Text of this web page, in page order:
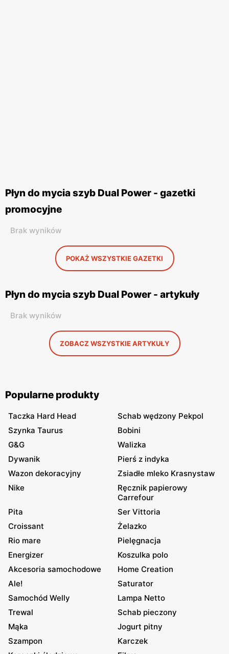
Płyn do mycia szyb Dual Power - gazetki
promocyjne
Brak wyników
POKAŻ WSZYSTKIE GAZETKI
Płyn do mycia szyb Dual Power - artykuły
Brak wyników
ZOBACZ WSZYSTKIE ARTYKUŁY
Popularne produkty
Taczka Hard Head
Schab wędzony Pekpol
Szynka Taurus
Bobini
G&G
Walizka
Dywanik
Pierś z indyka
Wazon dekoracyjny
Zsiadłe mleko Krasnystaw
Nike
Ręcznik papierowy
Carrefour
Pita
Ser Vittoria
Croissant
Żelazko
Rio mare
Pielęgnacja
Energizer
Koszulka polo
Akcesoria samochodowe
Home Creation
Ale!
Saturator
Samochód Welly
Lampa Netto
Trewal
Schab pieczony
Mąka
Jogurt pitny
Szampon
Karczek